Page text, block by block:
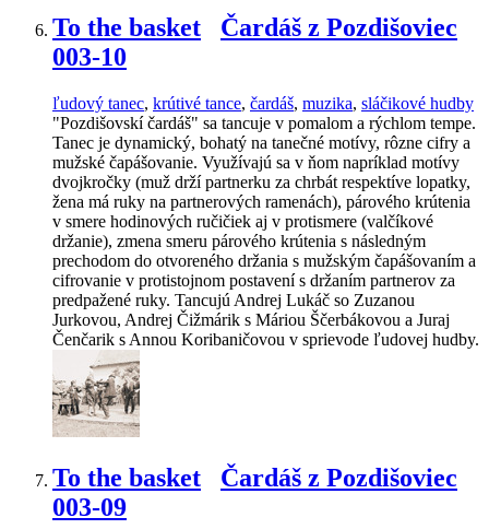
To the basket
Čardáš z Pozdišoviec
003-10
ľudový tanec, krútivé tance, čardáš, muzika, sláčikové hudby
"Pozdišovskí čardáš" sa tancuje v pomalom a rýchlom tempe.
Tanec je dynamický, bohatý na tanečné motívy, rôzne cifry a
mužské čapášovanie. Využívajú sa v ňom napríklad motívy
dvojkročky (muž drží partnerku za chrbát respektíve lopatky,
žena má ruky na partnerových ramenách), párového krútenia
v smere hodinových ručičiek aj v protismere (valčíkové
držanie), zmena smeru párového krútenia s následným
prechodom do otvoreného držania s mužským čapášovaním a
cifrovanie v protistojnom postavení s držaním partnerov za
predpažené ruky. Tancujú Andrej Lukáč so Zuzanou
Jurkovou, Andrej Čižmárik s Máriou Ščerbákovou a Juraj
Čenčarik s Annou Koribaničovou v sprievode ľudovej hudby.
To the basket
Čardáš z Pozdišoviec
003-09